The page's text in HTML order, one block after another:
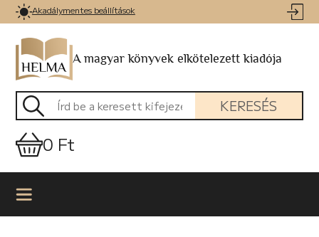
Akadálymentes beállítások
A magyar könyvek elkötelezett kiadója
KERESÉS
0 Ft